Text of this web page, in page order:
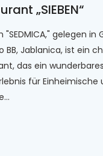
„SIEBEN“
"SEDMICA," gelegen in
BB, Jablanica, ist ein
das ein wunderbares
für Einheimische